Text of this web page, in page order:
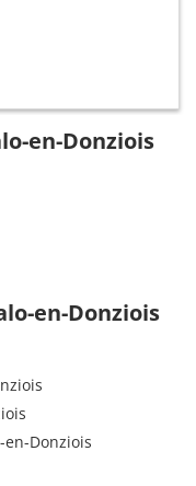
en-Donziois
en-Donziois
en-Donziois